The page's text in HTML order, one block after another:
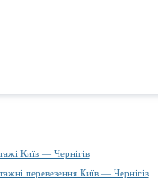
Київ — Чернігів
перевезення Київ — Чернігів